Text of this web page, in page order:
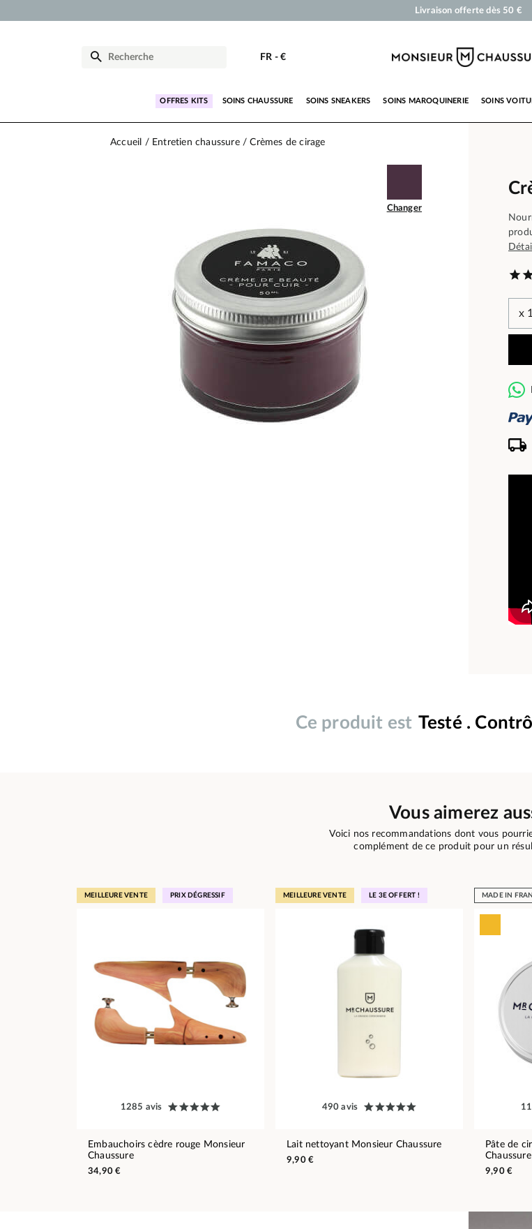
Cirages et produits d'entretien pour chaussures,
Paiement en 3x 4x par carte bancaire
FR - €
OFFRES KITS SOINS CHAUSSURE SOINS SNEAKERS SOINS MAROQUINERIE SOINS
Accueil Entretien chaussure Crèmes de cirage
Changer
Ce produit est Testé .
Vous aimerez
Voici nos recommandations dont vous
complément de ce produit pour un
MEILLEURE VENTE PRIX DÉGRESSIF
1285 avis
Embauchoirs cèdre rouge Monsieur
Chaussure
34,90 €
MEILLEURE VENTE LE 3E OFFERT !
490 avis
Lait nettoyant Monsieur Chaussure
9,90 €
MADE IN
Pâte de
Chaussure
9,90 €